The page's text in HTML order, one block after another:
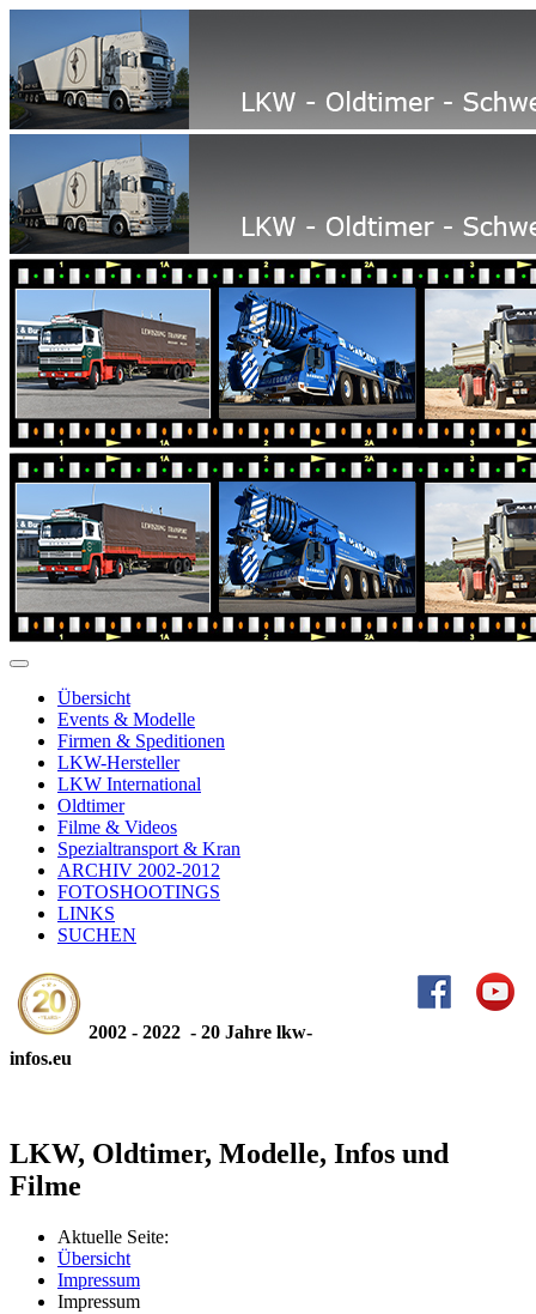
Übersicht
Events & Modelle
Firmen & Speditionen
LKW-Hersteller
LKW International
Oldtimer
Filme & Videos
Spezialtransport & Kran
ARCHIV 2002-2012
FOTOSHOOTINGS
LINKS
SUCHEN
2002 - 2022 - 20 Jahre lkw-
infos.eu
LKW, Oldtimer, Modelle, Infos und
Filme
Aktuelle Seite:
Übersicht
Impressum
Impressum